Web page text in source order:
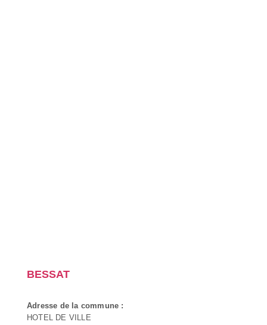
BESSAT
Adresse de la commune :
HOTEL DE VILLE